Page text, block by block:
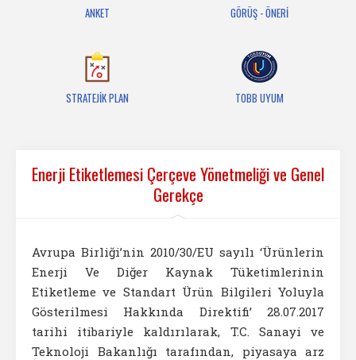
ANKET GÖRÜŞ - ÖNERİ
STRATEJİK PLAN TOBB UYUM
Enerji Etiketlemesi Çerçeve Yönetmeliği ve Genel
Gerekçe
Avrupa Birliği’nin 2010/30/EU sayılı ‘Ürünlerin
Enerji Ve Diğer Kaynak Tüketimlerinin
Etiketleme ve Standart Ürün Bilgileri Yoluyla
Gösterilmesi Hakkında Direktifi’ 28.07.2017
tarihi itibariyle kaldırılarak, T.C. Sanayi ve
Teknoloji Bakanlığı tarafından, piyasaya arz